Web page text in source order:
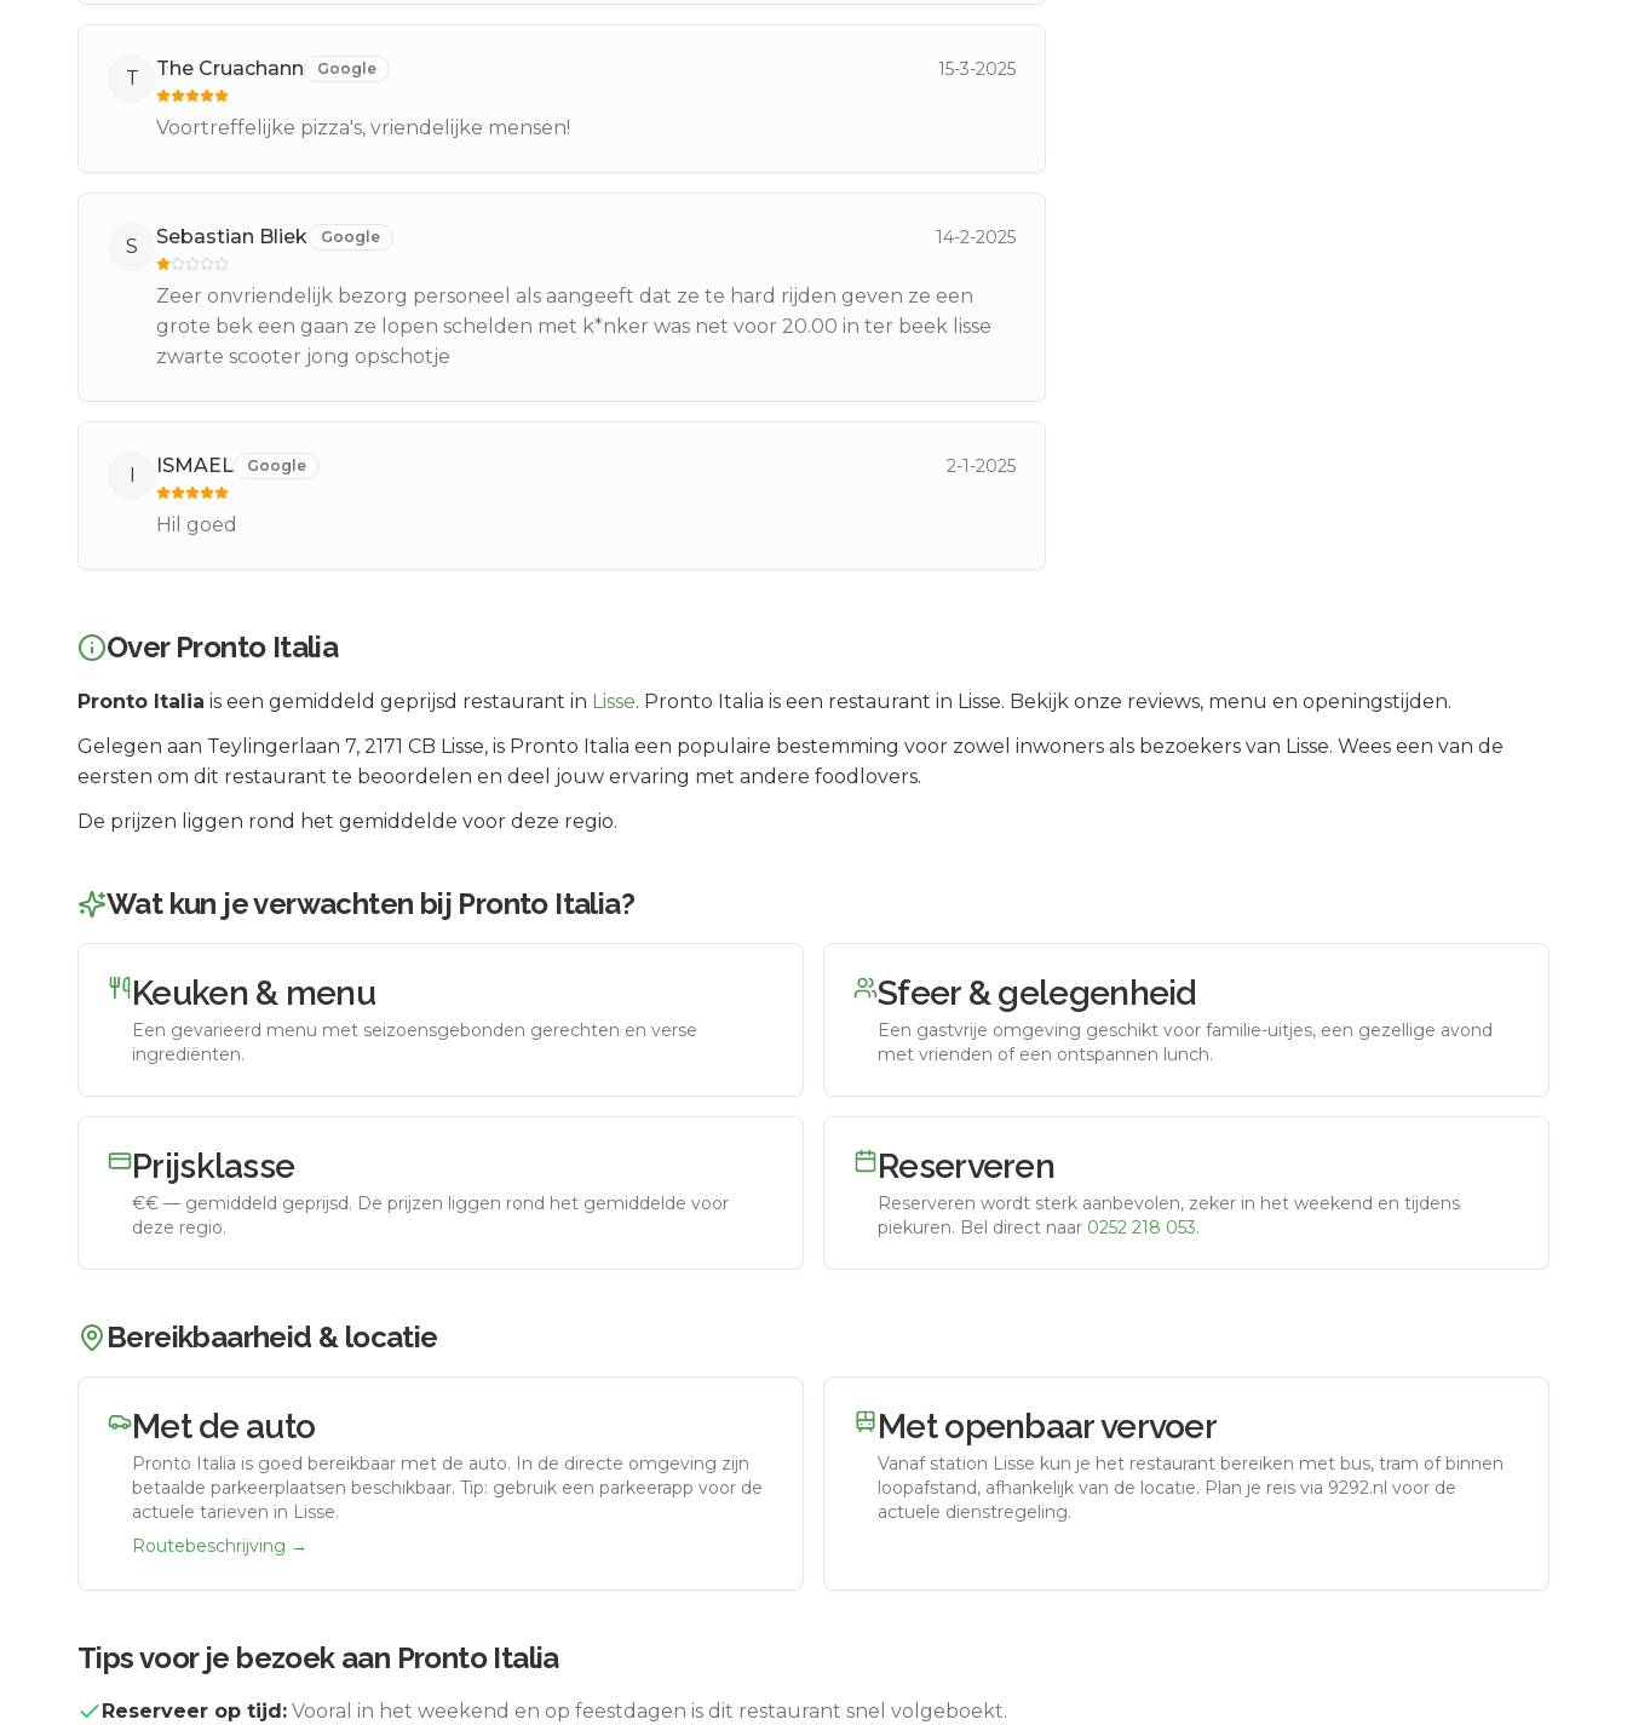
T The Cruachann Google 15-3-2025
Voortreffelijke pizza's, vriendelijke mensen!
S Sebastian Bliek Google 14-2-2025
Zeer onvriendelijk bezorg personeel als aangeeft dat ze te hard rijden geven ze een
grote bek een gaan ze lopen schelden met k*nker was net voor 20.00 in ter beek lisse
zwarte scooter jong opschotje
I ISMAEL Google 2-1-2025
Hil goed
Over Pronto Italia
Pronto Italia is een gemiddeld geprijsd restaurant in Lisse. Pronto Italia is een restaurant in Lisse. Bekijk onze reviews, menu en openingstijden.
Gelegen aan Teylingerlaan 7, 2171 CB Lisse, is Pronto Italia een populaire bestemming voor zowel inwoners als bezoekers van Lisse. Wees een van de
eersten om dit restaurant te beoordelen en deel jouw ervaring met andere foodlovers.
De prijzen liggen rond het gemiddelde voor deze regio.
Wat kun je verwachten bij Pronto Italia?
Keuken & menu
Een gevarieerd menu met seizoensgebonden gerechten en verse
ingrediënten.
Sfeer & gelegenheid
Een gastvrije omgeving geschikt voor familie-uitjes, een gezellige avond
met vrienden of een ontspannen lunch.
Prijsklasse
€€ — gemiddeld geprijsd. De prijzen liggen rond het gemiddelde voor
deze regio.
Reserveren
Reserveren wordt sterk aanbevolen, zeker in het weekend en tijdens
piekuren. Bel direct naar 0252 218 053.
Bereikbaarheid & locatie
Met de auto
Pronto Italia is goed bereikbaar met de auto. In de directe omgeving zijn
betaalde parkeerplaatsen beschikbaar. Tip: gebruik een parkeerapp voor de
actuele tarieven in Lisse.
Routebeschrijving →
Met openbaar vervoer
Vanaf station Lisse kun je het restaurant bereiken met bus, tram of binnen
loopafstand, afhankelijk van de locatie. Plan je reis via 9292.nl voor de
actuele dienstregeling.
Tips voor je bezoek aan Pronto Italia
Reserveer op tijd: Vooral in het weekend en op feestdagen is dit restaurant snel volgeboekt.